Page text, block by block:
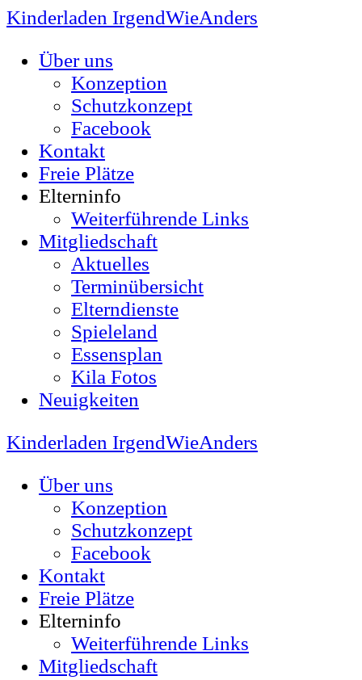
Kinderladen IrgendWieAnders
Über uns
Konzeption
Schutzkonzept
Facebook
Kontakt
Freie Plätze
Elterninfo
Weiterführende Links
Mitgliedschaft
Aktuelles
Terminübersicht
Elterndienste
Spieleland
Essensplan
Kila Fotos
Neuigkeiten
Kinderladen IrgendWieAnders
Über uns
Konzeption
Schutzkonzept
Facebook
Kontakt
Freie Plätze
Elterninfo
Weiterführende Links
Mitgliedschaft